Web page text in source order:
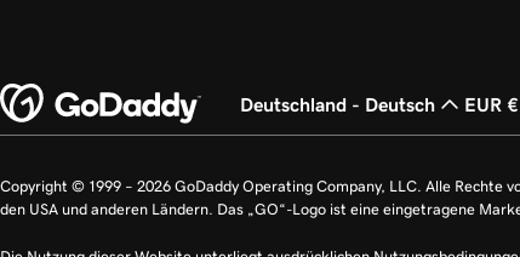
Deutschland - Deutsch EUR €
Copyright © 1999 – 2026 GoDaddy Operating Company, LLC. Alle Rechte
den USA und anderen Ländern. Das „GO“-Logo ist eine eingetragene